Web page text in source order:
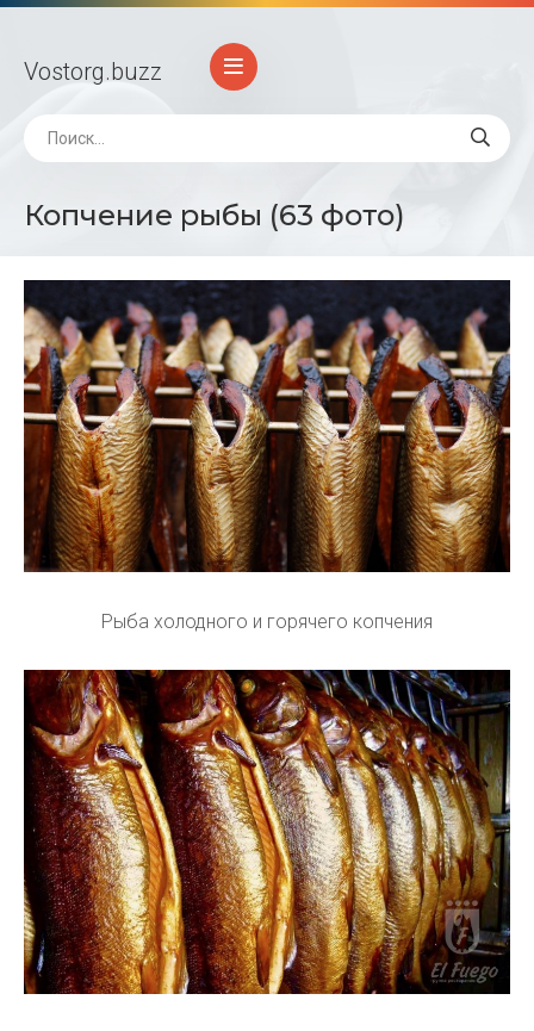
Vostorg.buzz
Копчение рыбы (63 фото)
Рыба холодного и горячего копчения